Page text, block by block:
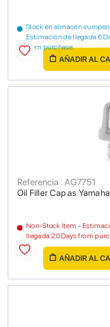
Stock en almacén europeo
Estimación de llegada 6
from purchase
AÑADIR AL
Oil Filler Cap as
Referencia : AG7751
Non-Stock Item -
llegada 20 Days from
AÑADIR AL